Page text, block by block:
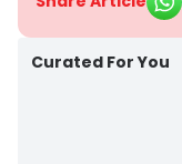
Curated For You